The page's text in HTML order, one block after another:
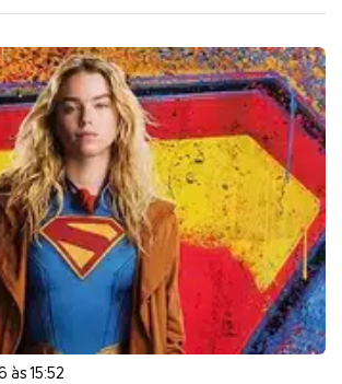
às 15:52